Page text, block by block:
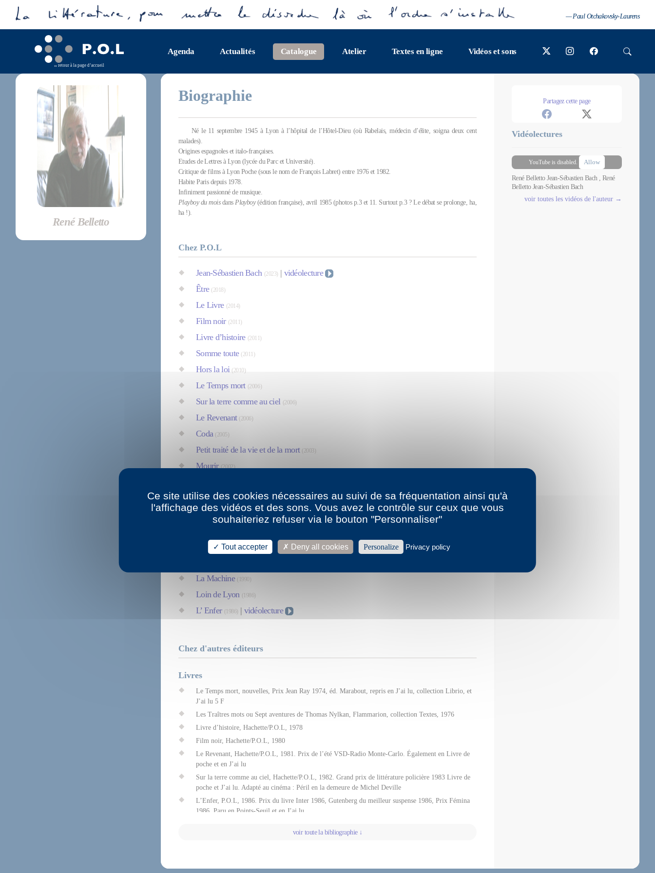
— Paul Otchakovsky-Laurens
retour à la page d’accueil
Agenda Actualités Catalogue Atelier Textes en ligne Vidéos et sons
René Belletto
Biographie
Né le 11 septembre 1945 à Lyon à l’hôpital de l’Hôtel-Dieu (où Rabelais, médecin d’élite, soigna deux cent
malades).
Origines espagnoles et italo-françaises.
Etudes de Lettres à Lyon (lycée du Parc et Université).
Critique de films à Lyon Poche (sous le nom de François Labret) entre 1976 et 1982.
Habite Paris depuis 1978.
Infiniment passionné de musique.
Playboy du moisdansPlayboy(édition française), avril 1985 (photos p.3 et 11. Surtout p.3 ? Le débat se prolonge, ha,
ha !).
Chez P.O.L
Jean-Sébastien Bach (2023) | vidéolecture
Être (2018)
Le Livre (2014)
Film noir (2011)
Livre d’histoire (2011)
Somme toute (2011)
Hors la loi (2010)
Le Temps mort (2006)
Sur la terre comme au ciel (2006)
Le Revenant (2006)
Coda (2005)
Petit traité de la vie et de la mort (2003)
Mourir (2002)
Histoires d’une vie Remarques 2 (1998)
Ville de la peur (1997)
Les Grandes Espérances de Charles Dickens (1994)
La Machine (1990)
Loin de Lyon (1986)
L’ Enfer (1986) | vidéolecture
Chez d'autres éditeurs
Livres
Le Temps mort, nouvelles, Prix Jean Ray 1974, éd. Marabout, repris en J’ai lu, collection Librio, et
J’ai lu 5 F
Les Traîtres mots ou Sept aventures de Thomas Nylkan, Flammarion, collection Textes, 1976
Livre d’histoire, Hachette/P.O.L, 1978
Film noir, Hachette/P.O.L, 1980
Le Revenant, Hachette/P.O.L, 1981. Prix de l’été VSD-Radio Monte-Carlo. Également en Livre de
poche et en J’ai lu
Sur la terre comme au ciel, Hachette/P.O.L, 1982. Grand prix de littérature policière 1983 Livre de
poche et J’ai lu. Adapté au cinéma : Péril en la demeure de Michel Deville
L’Enfer, P.O.L, 1986. Prix du livre Inter 1986, Gutenberg du meilleur suspense 1986, Prix Fémina
1986. Paru en Points-Seuil et en J’ai lu
Régis Mille l’éventreur, P.O.L, 1996. Paru en J’ai lu
voir toute la bibliographie ↓
Partagez cette page
Vidéolectures
YouTube is disabled. Allow
René Belletto Jean-Sébastien Bach , René
Belletto Jean-Sébastien Bach
voir toutes les vidéos de l'auteur →
Ce site utilise des cookies nécessaires au suivi de sa fréquentation ainsi qu'à
l'affichage des vidéos et des sons. Vous avez le contrôle sur ceux que vous
souhaiteriez refuser via le bouton "Personnaliser"
Tout accepter Deny all cookies Personalize Privacy policy